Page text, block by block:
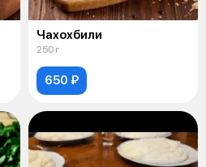
Чахохбили
250 г
650 ₽